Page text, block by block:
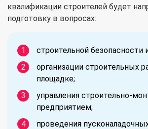
квалификации строителей будет
подготовку в вопросах:
строительной безопасности
организации строительных
площадке;
управления строительно-
предприятием;
проведения